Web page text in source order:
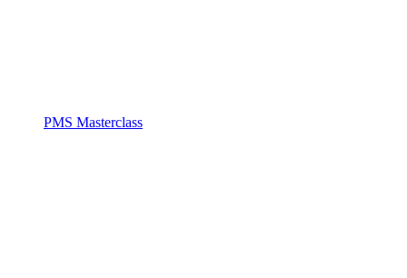
PMS Masterclass